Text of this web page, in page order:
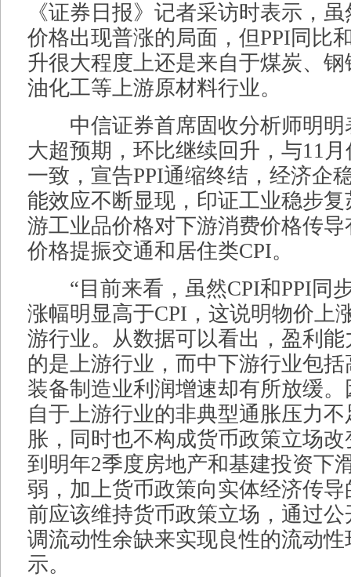
《证券日报》记者采访时表示，
价格出现普涨的局面，但PPI同比
升很大程度上还是来自于煤炭、
油化工等上游原材料行业。
中信证券首席固收分析师明明
大超预期，环比继续回升，与11
一致，宣告PPI通缩终结，经济企
能效应不断显现，印证工业稳步
游工业品价格对下游消费价格传
价格提振交通和居住类CPI。
“目前来看，虽然CPI和PPI同
涨幅明显高于CPI，这说明物价上
游行业。从数据可以看出，盈利
的是上游行业，而中下游行业包
装备制造业利润增速却有所放缓
自于上游行业的非典型通胀压力
胀，同时也不构成货币政策立场
到明年2季度房地产和基建投资下
弱，加上货币政策向实体经济传
前应该维持货币政策立场，通过
调流动性余缺来实现良性的流动性
示。